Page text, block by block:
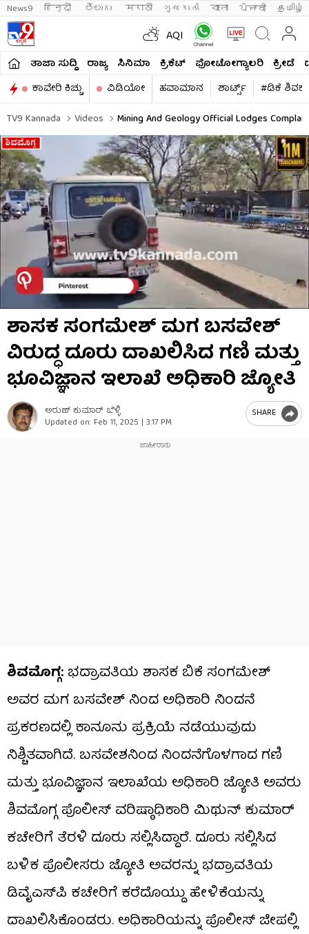
News9 हिन्दी తెలుగు मराठी ગુજરાતી বাংলা ਪੰਜਾਬੀ தமிழ்
AQI
ತಾಜಾ ಸುದ್ದಿ ರಾಜ್ಯ ಸಿನಿಮಾ ಕ್ರಿಕೆಟ್​ ಫೋಟೋಗ್ಯಾಲರಿ ಕ್ರೀಡೆ
ಕಾವೇರಿ ಕಿಚ್ಚು
ವಿಡಿಯೋ ಹವಾಮಾನ ಶಾರ್ಟ್ಸ್​
#ಡಿಕೆ
TV9 Kannada
Videos Mining And Geology Official Lodges
seconds
minute,
seconds
ಶಾಸಕ ಸಂಗಮೇಶ್ ಮಗ ಬಸವೇಶ್
ವಿರುದ್ಧ ದೂರು ದಾಖಲಿಸಿದ ಗಣಿ ಮತ್ತು
ಭೂವಿಜ್ಞಾನ ಇಲಾಖೆ ಅಧಿಕಾರಿ ಜ್ಯೋತಿ
ಅರುಣ್​ ಕುಮಾರ್​ ಬೆಳ್ಳಿ
Updated on: Feb 11, 2025 | 3:17 PM
SHARE
ಶಿವಮೊಗ್ಗ: ಭದ್ರಾವತಿಯ ಶಾಸಕ ಬಿಕೆ ಸಂಗಮೇಶ್
ಅವರ ಮಗ ಬಸವೇಶ್ ನಿಂದ ಅಧಿಕಾರಿ ನಿಂದನೆ
ಪ್ರಕರಣದಲ್ಲಿ ಕಾನೂನು ಪ್ರಕ್ರಿಯೆ ನಡೆಯುವುದು
ನಿಶ್ಚಿತವಾಗಿದೆ. ಬಸವೇಶನಿಂದ ನಿಂದನೆಗೊಳಗಾದ ಗಣಿ
ಮತ್ತು ಭೂವಿಜ್ಞಾನ ಇಲಾಖೆಯ ಅಧಿಕಾರಿ ಜ್ಯೋತಿ ಅವರು
ಶಿವಮೊಗ್ಗ ಪೊಲೀಸ್ ವರಿಷ್ಠಾಧಿಕಾರಿ ಮಿಥುನ್ ಕುಮಾರ್
ಕಚೇರಿಗೆ ತೆರಳಿ ದೂರು ಸಲ್ಲಿಸಿದ್ದಾರೆ. ದೂರು ಸಲ್ಲಿಸಿದ
ಬಳಿಕ ಪೊಲೀಸರು ಜ್ಯೋತಿ ಅವರನ್ನು ಭದ್ರಾವತಿಯ
ಡಿವೈಎಸ್​ಪಿ ಕಚೇರಿಗೆ ಕರೆದೊಯ್ದು ಹೇಳಿಕೆಯನ್ನು
ದಾಖಲಿಸಿಕೊಂಡರು. ಅಧಿಕಾರಿಯನ್ನು ಪೊಲೀಸ್ ಜೀಪಲ್ಲಿ